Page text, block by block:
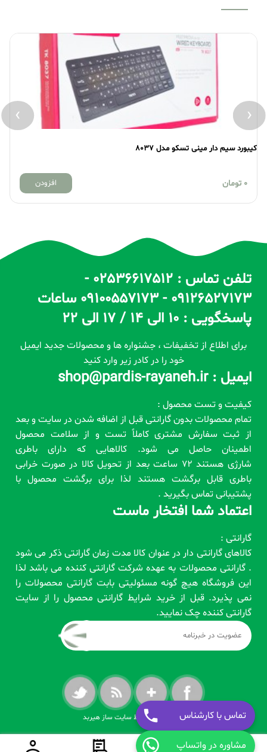
کیبورد سیم دار مینی تسکو مدل 8037
0 تومان افزودن
‹
›
تماس با کارشناس
مشاوره در واتساپ
تلفن تماس : 02536617512 -
09126527173 - 09100557173 ساعات
پاسخگویی : 10 الی 14 / 17 الی 22
برای اطلاع از تخفیفات ، جشنواره ها و محصولات جدید ایمیل
خود را در کادر زیر وارد کنید
ایمیل : shop@pardis-rayaneh.ir
کیفیت و تست محصول :
تمام محصولات بدون گارانتی قبل از اضافه شدن در سایت و بعد
از ثبت سفارش مشتری کاملاً تست و از سلامت محصول
اطمینان حاصل می شود. کالاهایی که دارای باطری
شارژی هستند 72 ساعت بعد از تحویل کالا در صورت خرابی
باطری قابل برگشت هستند لذا برای برگشت محصول با
پشتیبانی تماس بگیرید .
اعتماد شما افتخار ماست
گارانتی :
کالاهای گارانتی دار در عنوان کالا مدت زمان گارانتی ذکر می شود
. گارانتی محصولات به عهده شرکت گارانتی کننده می باشد لذا
این فروشگاه هیچ گونه مسئولیتی بابت گارانتی محصولات را
نمی پذیرد. قبل از خرید شرایط گارانتی محصول را از سایت
گارانتی کننده چک نمایید.
طراحی شده توسط سایت ساز هیربد